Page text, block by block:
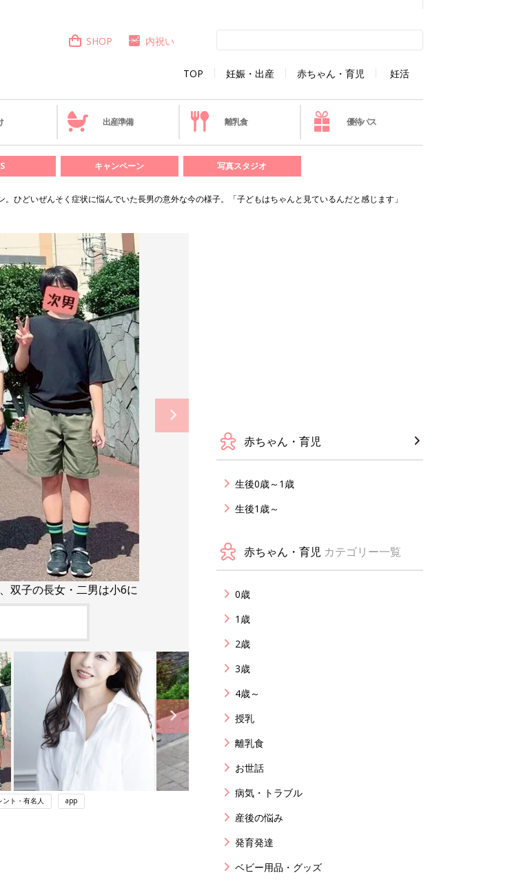
TOP 妊娠・出産 赤ちゃん・育児 妊活
SHOP 内祝い
出産準備 離乳食 優待パス
キャンペーン 写真スタジオ
。ひどいぜんそく症状に悩んでいた長男の意外な今の様子。「子どもはちゃんと見ているんだと感じます」
双子の長女・二男は小6に
ント・有名人 app
赤ちゃん・育児
生後0歳～1歳
生後1歳～
赤ちゃん・育児 カテゴリー一覧
0歳
1歳
2歳
3歳
4歳～
授乳
離乳食
お世話
病気・トラブル
産後の悩み
発育発達
ベビー用品・グッズ